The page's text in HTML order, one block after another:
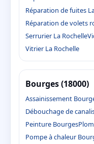
Réparation de fuites
Réparation de volets
Serrurier La Rochelle
Vitrier La Rochelle
Bourges (18000)
Assainissement
Débouchage de
Peinture Bourges
Pompe à chaleur